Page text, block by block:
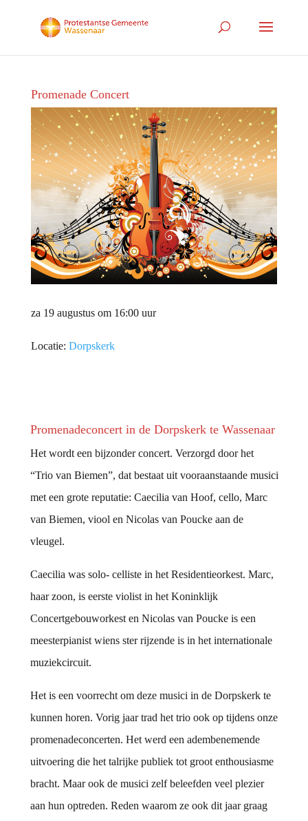
Promenade Concert
za 19 augustus om 16:00 uur
Locatie: Dorpskerk
Promenadeconcert in de Dorpskerk te Wassenaar
Het wordt een bijzonder concert. Verzorgd door het
“Trio van Biemen”, dat bestaat uit vooraanstaande musici
met een grote reputatie: Caecilia van Hoof, cello, Marc
van Biemen, viool en Nicolas van Poucke aan de
vleugel.
Caecilia was solo- celliste in het Residentieorkest. Marc,
haar zoon, is eerste violist in het Koninklijk
Concertgebouworkest en Nicolas van Poucke is een
meesterpianist wiens ster rijzende is in het internationale
muziekcircuit.
Het is een voorrecht om deze musici in de Dorpskerk te
kunnen horen. Vorig jaar trad het trio ook op tijdens onze
promenadeconcerten. Het werd een adembenemende
uitvoering die het talrijke publiek tot groot enthousiasme
bracht. Maar ook de musici zelf beleefden veel plezier
aan hun optreden. Reden waarom ze ook dit jaar graag